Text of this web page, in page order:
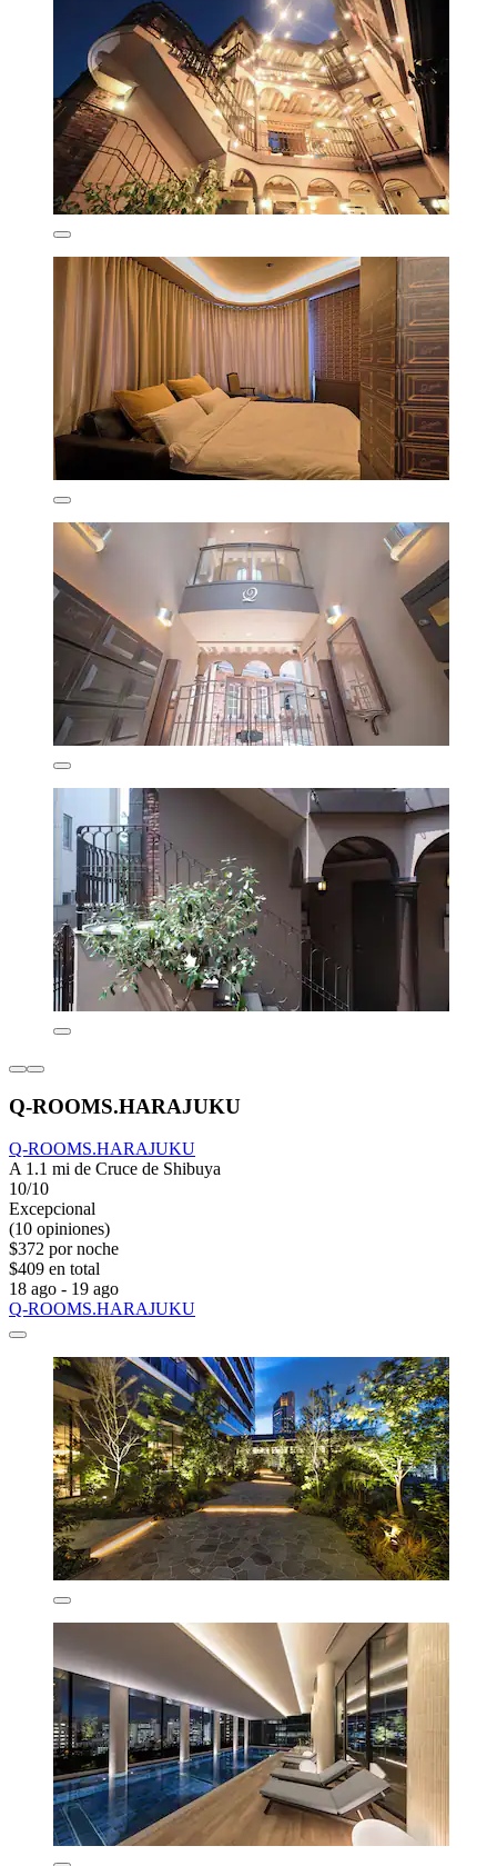
Q-ROOMS.HARAJUKU
Q-ROOMS.HARAJUKU
A 1.1 mi de Cruce de Shibuya
10/10
Excepcional
(10 opiniones)
$372 por noche
$409 en total
18 ago - 19 ago
Q-ROOMS.HARAJUKU